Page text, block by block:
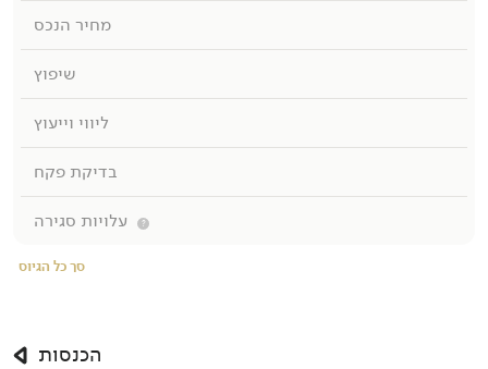
מחיר הנכס
שיפוץ
ליווי וייעוץ
בדיקת פקח
?מידע נוסף
סך כל הגיוס
הכנסות